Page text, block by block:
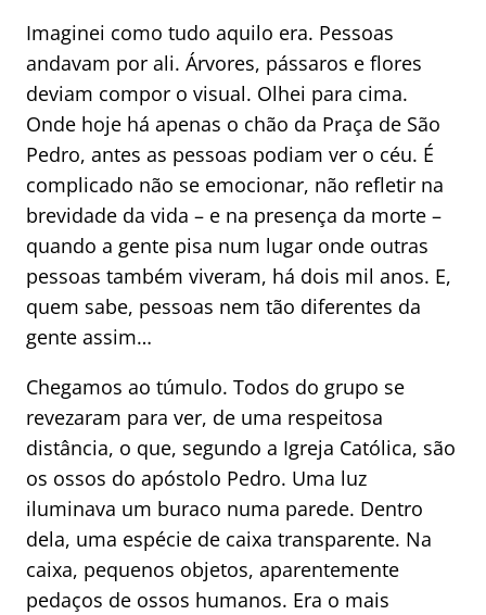
Imaginei como tudo aquilo era. Pessoas
andavam por ali. Árvores, pássaros e flores
deviam compor o visual. Olhei para cima.
Onde hoje há apenas o chão da Praça de São
Pedro, antes as pessoas podiam ver o céu. É
complicado não se emocionar, não refletir na
brevidade da vida – e na presença da morte –
quando a gente pisa num lugar onde outras
pessoas também viveram, há dois mil anos. E,
quem sabe, pessoas nem tão diferentes da
gente assim…
Chegamos ao túmulo. Todos do grupo se
revezaram para ver, de uma respeitosa
distância, o que, segundo a Igreja Católica, são
os ossos do apóstolo Pedro. Uma luz
iluminava um buraco numa parede. Dentro
dela, uma espécie de caixa transparente. Na
caixa, pequenos objetos, aparentemente
pedaços de ossos humanos. Era o mais